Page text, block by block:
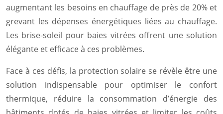
augmentant les besoins en chauffage de près de 20% et
grevant les dépenses énergétiques liées au chauffage.
Les brise-soleil pour baies vitrées offrent une solution
élégante et efficace à ces problèmes.
Face à ces défis, la protection solaire se révèle être une
solution indispensable pour optimiser le confort
thermique, réduire la consommation d’énergie des